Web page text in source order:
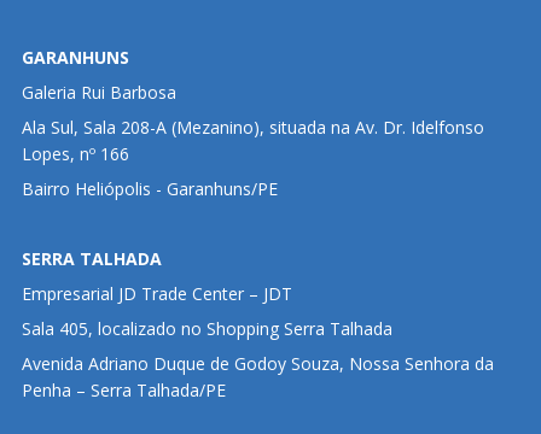
GARANHUNS
Galeria Rui Barbosa
Ala Sul, Sala 208-A (Mezanino), situada na Av. Dr. Idelfonso
Lopes, nº 166
Bairro Heliópolis - Garanhuns/PE
SERRA TALHADA
Empresarial JD Trade Center – JDT
Sala 405, localizado no Shopping Serra Talhada
Avenida Adriano Duque de Godoy Souza, Nossa Senhora da
Penha – Serra Talhada/PE